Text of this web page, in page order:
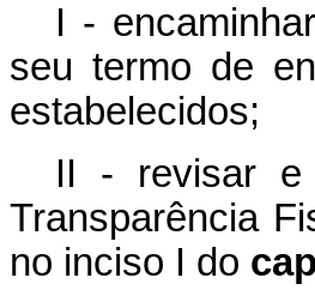
I -
seu termo de
estabelecidos;
II - revisar e
Transparência
no inciso I do